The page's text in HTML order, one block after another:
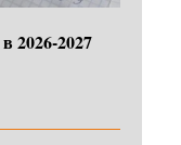
2026-2027